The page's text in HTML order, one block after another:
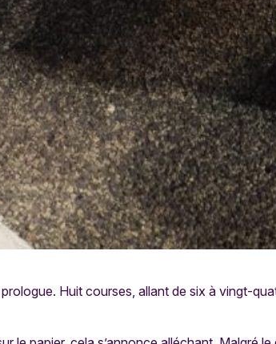
Huit courses, allant de six à vingt-